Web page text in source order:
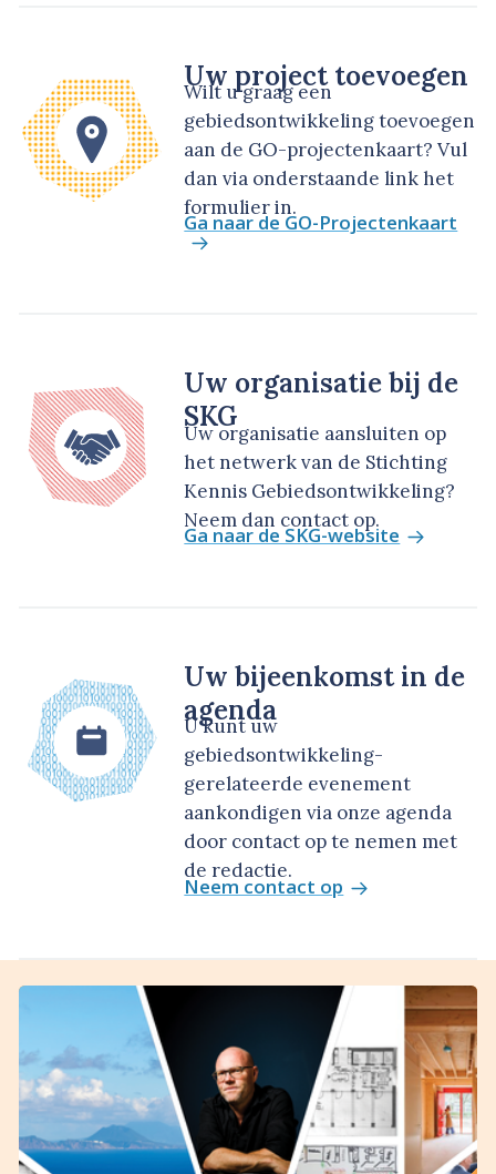
Uw project toevoegen
Wilt u graag een
gebiedsontwikkeling toevoegen
aan de GO-projectenkaart? Vul
dan via onderstaande link het
formulier in.
Ga naar de GO-Projectenkaart
Uw organisatie bij de
SKG
Uw organisatie aansluiten op
het netwerk van de Stichting
Kennis Gebiedsontwikkeling?
Neem dan contact op.
Ga naar de SKG-website
Uw bijeenkomst in de
agenda
U kunt uw
gebiedsontwikkeling-
gerelateerde evenement
aankondigen via onze agenda
door contact op te nemen met
de redactie.
Neem contact op